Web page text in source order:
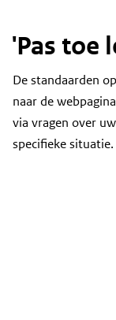
'Pas toe
Content
De standaarden
naar de
via vragen over
specifieke situatie.